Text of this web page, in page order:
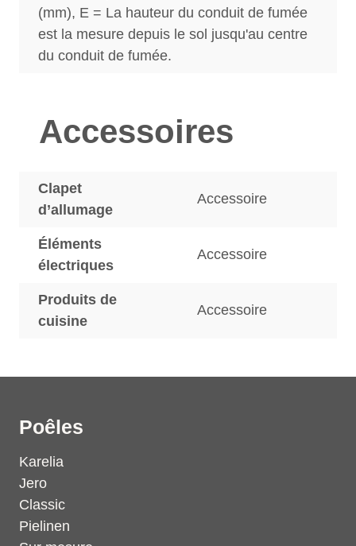
(mm), E = La hauteur du conduit de fumée
est la mesure depuis le sol jusqu'au centre
du conduit de fumée.
Accessoires
Clapet
d’allumage
Accessoire
Éléments
électriques
Accessoire
Produits de
cuisine
Accessoire
Poêles
Karelia
Jero
Classic
Pielinen